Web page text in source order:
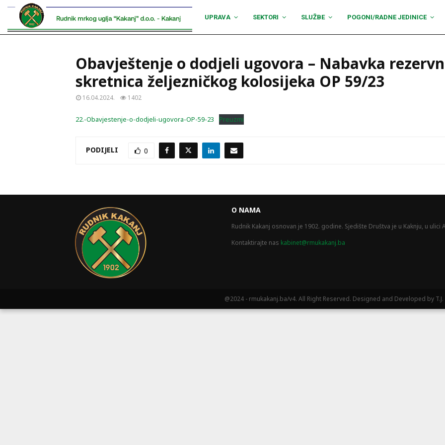
UPRAVA SEKTORI SLUŽBE POGONI/RADNE JEDINICE
Obavještenje o dodjeli ugovora – Nabavka
skretnica željezničkog kolosijeka OP 59/23
16.04.2024. 1402
22.-Obavjestenje-o-dodjeli-ugovora-OP-59-23 Preuzmi
PODIJELI 0
O NAMA
Rudnik Kakanj osnovan je 1902. godine. Sjedište Društva je u Kaknju, u ulici
Kontaktirajte nas kabinet@rmukakanj.ba
@2024 - rmukakanj.ba/v4. All Right Reserved. Designed and Developed by T.J.